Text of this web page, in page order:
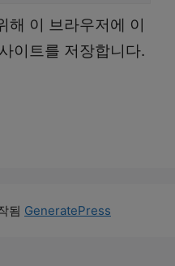
해 이 브라우저에 이
이트를 저장합니다.
됨 GeneratePress